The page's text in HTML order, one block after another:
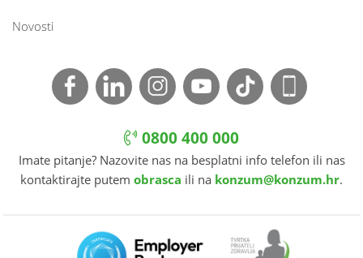
Novosti
0800 400 000
Imate pitanje? Nazovite nas na besplatni info telefon ili nas
kontaktirajte putem obrasca ili na konzum@konzum.hr.